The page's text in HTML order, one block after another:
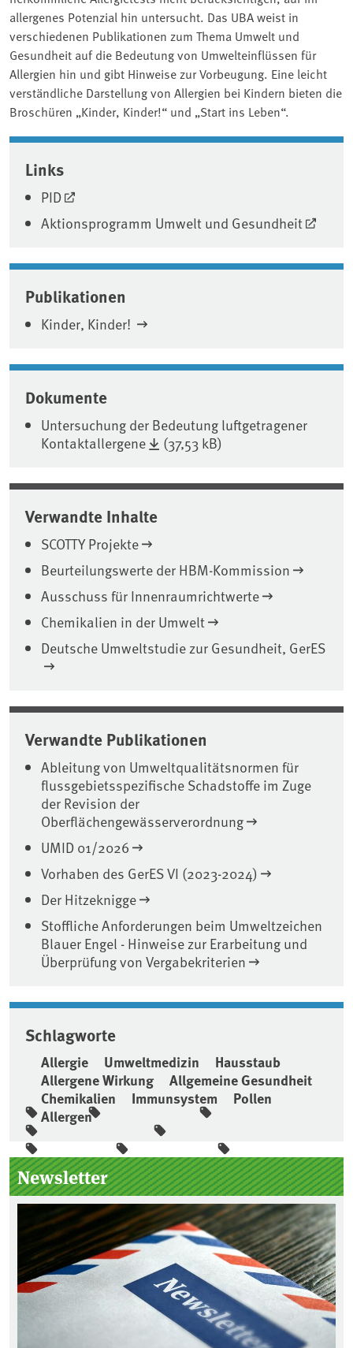
allergenes Potenzial hin untersucht. Das UBA weist in
verschiedenen Publikationen zum Thema Umwelt und
Gesundheit auf die Bedeutung von Umwelteinflüssen für
Allergien hin und gibt Hinweise zur Vorbeugung. Eine leicht
verständliche Darstellung von Allergien bei Kindern bieten die
Broschüren „Kinder, Kinder!“ und „Start ins Leben“.
Associated content
Links
PID
Aktionsprogramm Umwelt und Gesundheit
Publikationen
Kinder, Kinder!
Dokumente
Untersuchung der Bedeutung luftgetragener
Kontaktallergene
(37,53 kB)
Verwandte Inhalte
SCOTTY Projekte
Beurteilungswerte der HBM-Kommission
Ausschuss für Innenraumrichtwerte
Chemikalien in der Umwelt
Deutsche Umweltstudie zur Gesundheit, GerES
Verwandte Publikationen
Ableitung von Umweltqualitätsnormen für
flussgebietsspezifische Schadstoffe im Zuge
der Revision der
Oberflächengewässerverordnung
UMID 01/2026
Vorhaben des GerES VI (2023-2024)
Der Hitzeknigge
Stoffliche Anforderungen beim Umweltzeichen
Blauer Engel - Hinweise zur Erarbeitung und
Überprüfung von Vergabekriterien
Schlagworte
Allergie Umweltmedizin
Hausstaub
Allergene Wirkung
Allgemeine Gesundheit
Chemikalien
Immunsystem
Pollen
Allergen
Seitenleiste
Newsletter